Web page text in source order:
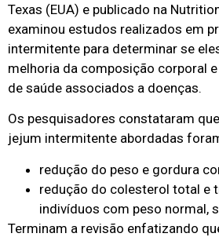
Texas (EUA) e publicado na
examinou estudos realizados em
intermitente para determinar se
melhoria da composição corporal
de saúde associados a doenças.
Os pesquisadores constataram
jejum intermitente abordadas
redução do peso e gordura
redução do colesterol total e
indivíduos com peso normal,
Terminam a revisão enfatizando